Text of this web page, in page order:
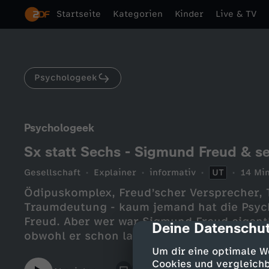
cmp-dialog-
Deine
Um dir eine optimale
Cookies und
Startseite Kategorien Kinder Live & TV
Psychologeek
Psychologeek
Sx statt Sechs - Sigmund Freud &
Gesellschaft Explainer informativ UT 14
Ödipuskomplex, Freud’scher
Traumdeutung - kaum jemand hat die
Freud. Aber wer war Sigmund Freud
obwohl er schon lange tot ist, noch
Theorien und ganz wichtig: sind die
mehr erfahrt ihr in diesem Video! Freud